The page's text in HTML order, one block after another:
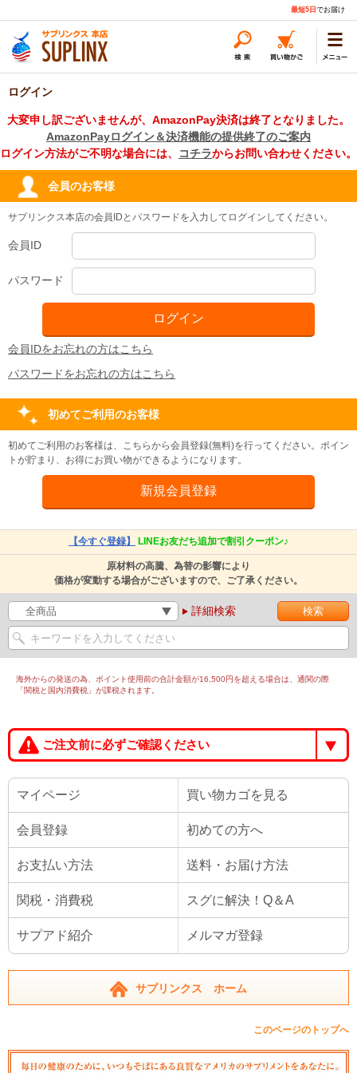
最短5日 でお届け
ログイン
大変申し訳ございませんが、AmazonPay決済は終了となりました。
AmazonPayログイン＆決済機能の提供終了のご案内
ログイン方法がご不明な場合には、
コチラからお問い合わせください。
会員のお客様
サプリンクス本店の会員IDとパスワードを入力してログインしてください。
会員ID
パスワード
会員IDをお忘れの方はこちら
パスワードをお忘れの方はこちら
初めてご利用のお客様
初めてご利用のお客様は、こちらから会員登録(無料)を行ってください。ポイン
トが貯まり、お得にお買い物ができるようになります。
【今すぐ登録】 LINEお友だち追加で割引クーポン♪
原材料の高騰、為替の影響により
価格が変動する場合がございますので、ご了承ください。
詳細検索
海外からの発送の為、ポイント使用前の合計金額が16,500円を超える場合は、通関の際
「関税と国内消費税」が課税されます。
ご注文前に必ずご確認ください
マイページ 買い物カゴを見る
会員登録 初めての方へ
お支払い方法 送料・お届け方法
関税・消費税 スグに解決！Q＆A
サプアド紹介 メルマガ登録
サプリンクス ホーム
このページのトップへ